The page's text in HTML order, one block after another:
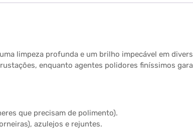
limpeza profunda e um brilho impecável em
enquanto agentes polidores finíssimos
que precisam de polimento).
azulejos e rejuntes.